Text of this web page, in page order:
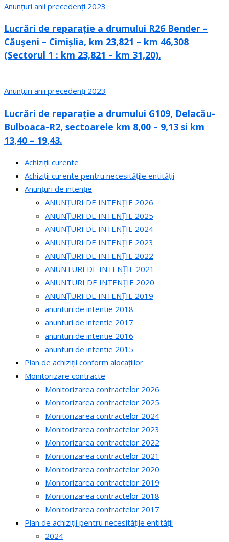
Anunțuri anii precedenți 2023
Lucrări de reparație a drumului R26 Bender –
Căușeni – Cimișlia, km 23,821 – km 46,308
(Sectorul 1 : km 23,821 – km 31,20).
Anunțuri anii precedenți 2023
Lucrări de reparație a drumului G109, Delacău-
Bulboaca-R2, sectoarele km 8,00 – 9,13 si km
13,40 – 19,43.
Achiziții curente
Achiziții curente pentru necesitățile entității
Anunțuri de intenție
ANUNȚURI DE INTENȚIE 2026
ANUNȚURI DE INTENȚIE 2025
ANUNȚURI DE INTENȚIE 2024
ANUNȚURI DE INTENȚIE 2023
ANUNȚURI DE INTENȚIE 2022
ANUNTURI DE INTENȚIE 2021
ANUNTURI DE INTENȚIE 2020
ANUNȚURI DE INTENȚIE 2019
anunturi de intentie 2018
anunturi de intentie 2017
anunturi de intentie 2016
anunturi de intentie 2015
Plan de achiziții conform alocațiilor
Monitorizare contracte
Monitorizarea contractelor 2026
Monitorizarea contractelor 2025
Monitorizarea contractelor 2024
Monitorizarea contractelor 2023
Monitorizarea contractelor 2022
Monitorizarea contractelor 2021
Monitorizarea contractelor 2020
Monitorizarea contractelor 2019
Monitorizarea contractelor 2018
Monitorizarea contractelor 2017
Plan de achiziții pentru necesitățile entității
2024